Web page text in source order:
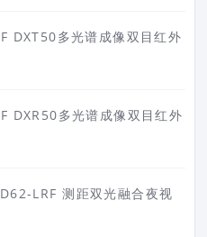
多光谱成像双目红外
多光谱成像双目红外
LRF 测距双光融合夜视